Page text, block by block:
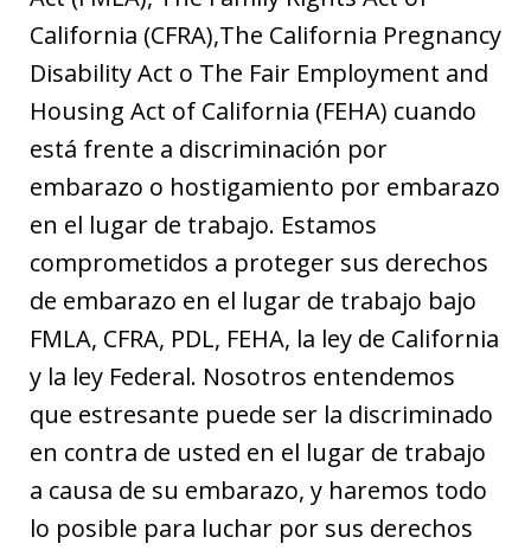
California (CFRA),The California Pregnancy
Disability Act o The Fair Employment and
Housing Act of California (FEHA) cuando
está frente a discriminación por
embarazo o hostigamiento por embarazo
en el lugar de trabajo. Estamos
comprometidos a proteger sus derechos
de embarazo en el lugar de trabajo bajo
FMLA, CFRA, PDL, FEHA, la ley de California
y la ley Federal. Nosotros entendemos
que estresante puede ser la discriminado
en contra de usted en el lugar de trabajo
a causa de su embarazo, y haremos todo
lo posible para luchar por sus derechos